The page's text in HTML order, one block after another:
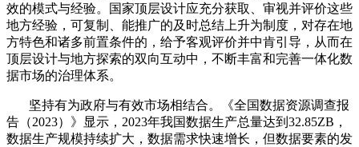
效的模式与经验。国家顶层设计应充分获取、审视并评价这些
地方经验，可复制、能推广的及时总结上升为制度，对存在地
方特色和诸多前置条件的，给予客观评价并中肯引导，从而在
顶层设计与地方探索的双向互动中，不断丰富和完善一体化数
据市场的治理体系。
坚持有为政府与有效市场相结合。《全国数据资源调查报
告（2023）》显示， 2023年我国数据生产总量达到 32.85ZB ，
数据生产规模持续扩大，数据需求快速增长，但数据要素的发